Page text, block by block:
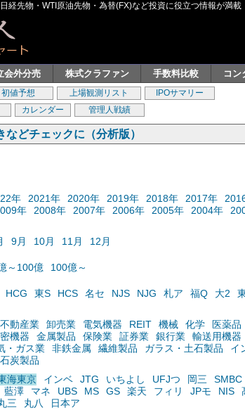
経先物・WTI原油先物・為替(FX)など投資に役立つ情報が満
会外分売 株式クラファン 手数料比較 コン
初値予想 上場観測リスト
IPOサマリー
カレンダー 管理人戦績
どチェックに（分析版）
年 2021年 2020年 2019年 2018年 2017年
年 2008年 2007年 2006年 2005年 2004年
9月 10月 11月 12月
～100億 100億～
HCG 東S HCS 名セ NJS NJG 札ア 福Q 大2
不動産業 卸売業 電気機器 REIT 機械 化学
医薬品
機器 金属製品 保険業 証券業 銀行業
輸送用機器
・ガス業 非鉄金属 繊維製品 ガラス・土石製品
イ
炭製品
海東京 インベ JTG いちよし UFJつ 岡三 SMBC
藍澤 マネ UBS MS GS 楽天 フィリ JPモ NIS
三 丸八
日本ア